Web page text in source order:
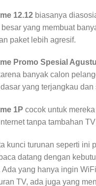
12.12 biasanya
yang membuat
paket lebih agresif.
Promo Spesial
banyak calon
yang terjangkau dan
1P cocok untuk
tanpa tambahan
kunci turunan seperti ini
datang dengan
Ada yang hanya ingin
TV, ada juga yang